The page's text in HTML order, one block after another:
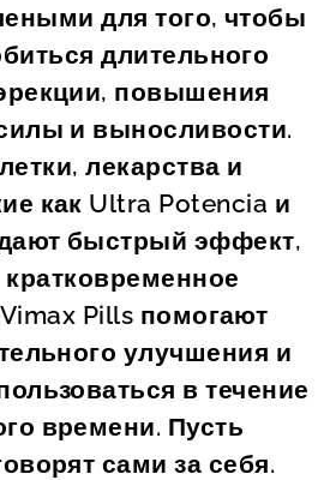
для того, чтобы
длительного
повышения
и выносливости.
лекарства и
как Ultra Potencia и
быстрый эффект,
кратковременное
Pills помогают
улучшения и
в течение
времени. Пусть
сами за себя.